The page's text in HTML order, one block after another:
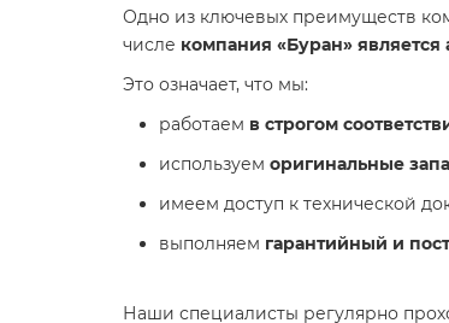
Одно из ключевых преимуществ
числе компания «Буран»
Это означает, что мы:
работаем в строгом
используем оригинальные
имеем доступ к технической
выполняем гарантийный и
Наши специалисты регулярно